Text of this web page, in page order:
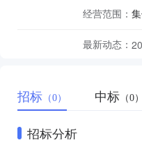
经营范围：
最新动态：
招标 （0） 中标 （0）
招标分析